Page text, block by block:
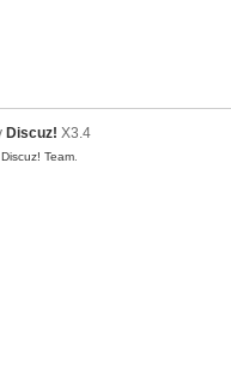
Discuz! X3.4
Discuz! Team